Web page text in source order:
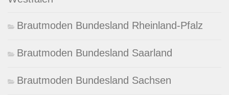
Brautmoden Bundesland Rheinland-Pfalz
Brautmoden Bundesland Saarland
Brautmoden Bundesland Sachsen